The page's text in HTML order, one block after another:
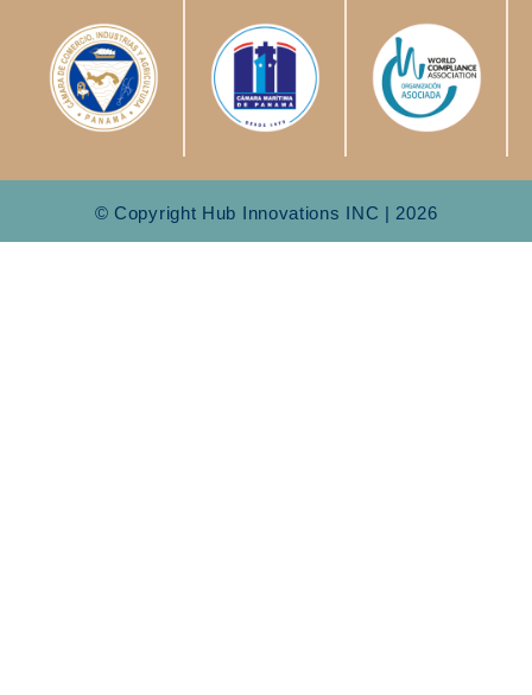
© Copyright Hub Innovations INC | 2026